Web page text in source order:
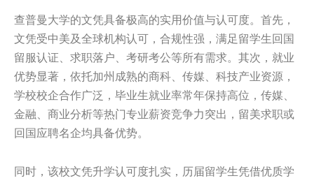
查普曼大学的文凭具备极高的实用价值与认可度。首先，
文凭受中美及全球机构认可，合规性强，满足留学生回国
留服认证、求职落户、考研考公等所有需求。其次，就业
优势显著，依托加州成熟的商科、传媒、科技产业资源，
学校校企合作广泛，毕业生就业率常年保持高位，传媒、
金融、商业分析等热门专业薪资竞争力突出，留美求职或
回国应聘名企均具备优势。
同时，该校文凭升学认可度扎实，历届留学生凭借优质学